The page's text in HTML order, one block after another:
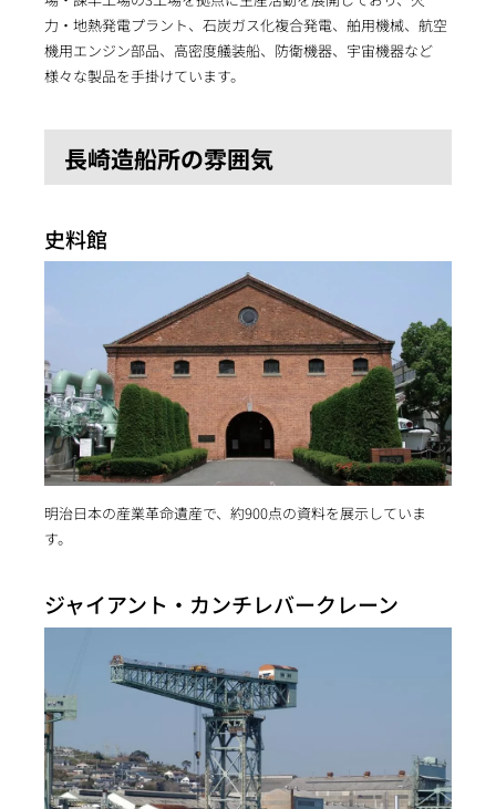
力・地熱発電プラント、石炭ガス化複合発電、舶用機械、航空
機用エンジン部品、高密度艤装船、防衛機器、宇宙機器など
様々な製品を手掛けています。
長崎造船所の雰囲気
史料館
明治日本の産業革命遺産で、約900点の資料を展示していま
す。
ジャイアント・カンチレバークレーン